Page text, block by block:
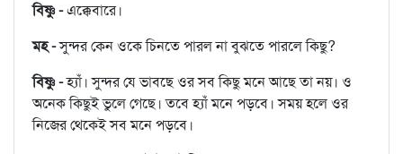
বিষ্ণু -এক্কেবারে।
মহ -সুন্দর কেন ওকে চিনতে পারল না বুঝতে পারলে কিছু?
বিষ্ণু -হ্যাঁ। সুন্দর যে ভাবছে ওর সব কিছু মনে আছে তা নয়। ও
অনেক কিছুই ভুলে গেছে। তবে হ্যাঁ মনে পড়বে। সময় হলে ওর
নিজের থেকেই সব মনে পড়বে।